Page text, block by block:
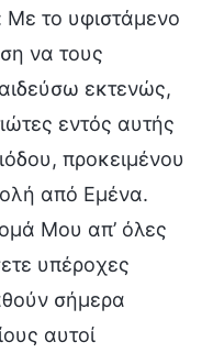
Με το υφιστάμενο
να τους
εκτενώς,
εντός αυτής
προκειμένου
από Εμένα.
Μου απ’ όλες
υπέροχες
σήμερα
αυτοί